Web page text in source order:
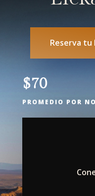
Reserva tu
$70
PROMEDIO POR